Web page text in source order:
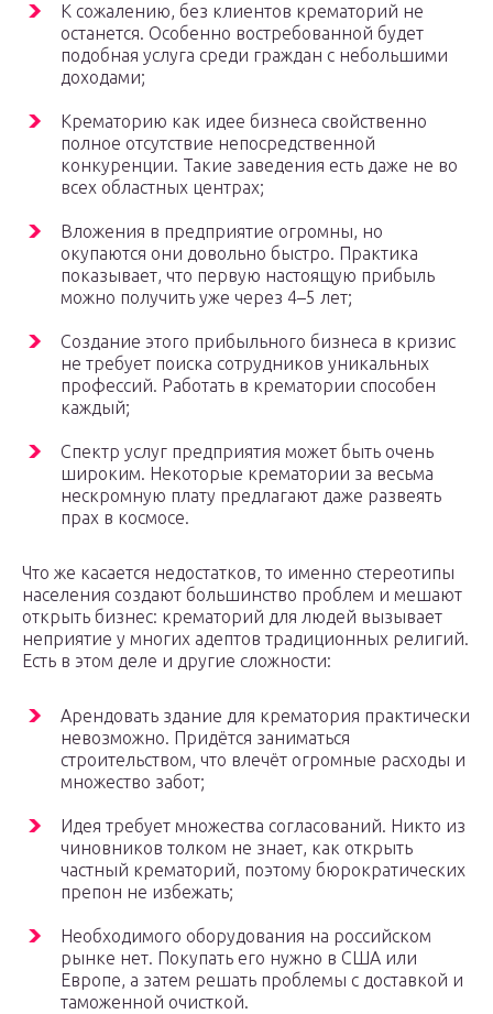
К сожалению, без клиентов крематорий не
останется. Особенно востребованной будет
подобная услуга среди граждан с небольшими
доходами;
Крематорию как идее бизнеса свойственно
полное отсутствие непосредственной
конкуренции. Такие заведения есть даже не во
всех областных центрах;
Вложения в предприятие огромны, но
окупаются они довольно быстро. Практика
показывает, что первую настоящую прибыль
можно получить уже через 4–5 лет;
Создание этого прибыльного бизнеса в кризис
не требует поиска сотрудников уникальных
профессий. Работать в крематории способен
каждый;
Спектр услуг предприятия может быть очень
широким. Некоторые крематории за весьма
нескромную плату предлагают даже развеять
прах в космосе.
Что же касается недостатков, то именно стереотипы
населения создают большинство проблем и мешают
открыть бизнес: крематорий для людей вызывает
неприятие у многих адептов традиционных религий.
Есть в этом деле и другие сложности:
Арендовать здание для крематория практически
невозможно. Придётся заниматься
строительством, что влечёт огромные расходы и
множество забот;
Идея требует множества согласований. Никто из
чиновников толком не знает, как открыть
частный крематорий, поэтому бюрократических
препон не избежать;
Необходимого оборудования на российском
рынке нет. Покупать его нужно в США или
Европе, а затем решать проблемы с доставкой и
таможенной очисткой.